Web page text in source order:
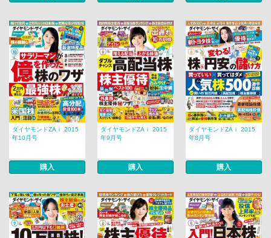
ダイヤモンドZAｉ 2015
年10月号
購入
ダイヤモンドZAｉ 2015
年9月号
購入
ダイヤモンドZAｉ 2015
年8月号
購入